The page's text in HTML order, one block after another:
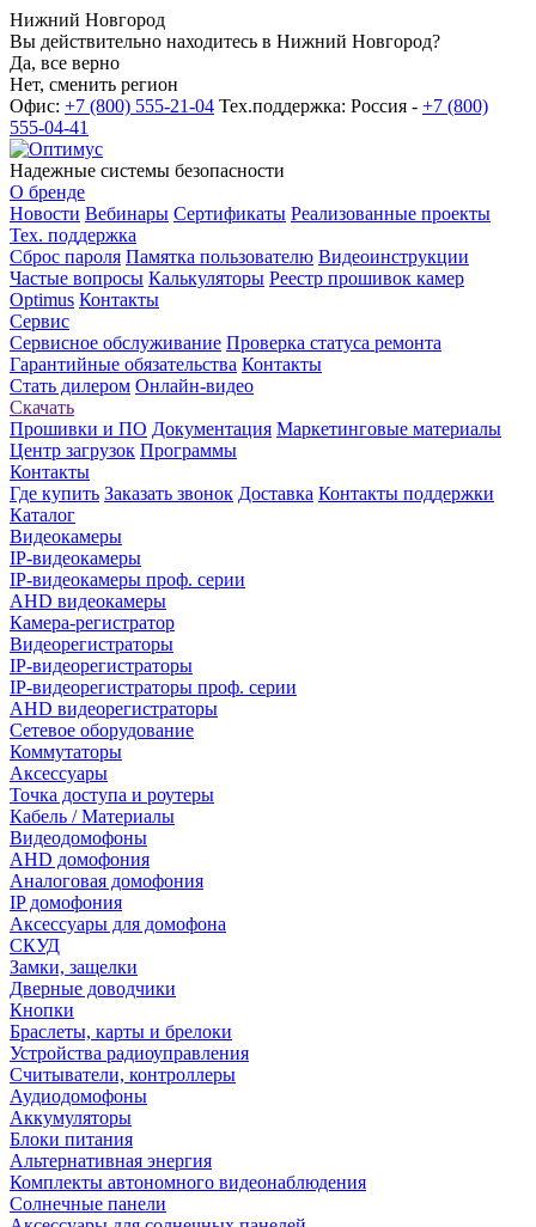
Нижний Новгород
Вы действительно находитесь в Нижний Новгород?
Да, все верно
Нет, сменить регион
Офис: +7 (800) 555-21-04 Тех.поддержка: Россия - +7 (800)
555-04-41
Надежные системы безопасности
О бренде
Новости Вебинары Сертификаты Реализованные проекты
Тех. поддержка
Сброс пароля Памятка пользователю Видеоинструкции
Частые вопросы Калькуляторы Реестр прошивок камер
Optimus Контакты
Сервис
Сервисное обслуживание Проверка статуса ремонта
Гарантийные обязательства Контакты
Стать дилером Онлайн-видео
Скачать
Прошивки и ПО Документация Маркетинговые материалы
Центр загрузок Программы
Контакты
Где купить Заказать звонок Доставка Контакты поддержки
Каталог
Видеокамеры
IP-видеокамеры
IP-видеокамеры проф. серии
AHD видеокамеры
Камера-регистратор
Видеорегистраторы
IP-видеорегистраторы
IP-видеорегистраторы проф. серии
AHD видеорегистраторы
Сетевое оборудование
Коммутаторы
Аксессуары
Точка доступа и роутеры
Кабель / Материалы
Видеодомофоны
AHD домофония
Аналоговая домофония
IP домофония
Аксессуары для домофона
СКУД
Замки, защелки
Дверные доводчики
Кнопки
Браслеты, карты и брелоки
Устройства радиоуправления
Считыватели, контроллеры
Аудиодомофоны
Аккумуляторы
Блоки питания
Альтернативная энергия
Комплекты автономного видеонаблюдения
Солнечные панели